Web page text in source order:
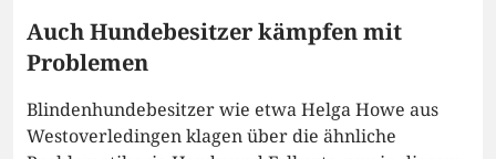
Auch Hundebesitzer kämpfen mit
Problemen
Blindenhundebesitzer wie etwa Helga Howe aus
Westoverledingen klagen über die ähnliche